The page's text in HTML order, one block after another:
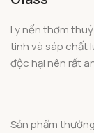
Ly nến thơm
tinh và sáp chất
độc hại nên rất
Sản phẩm